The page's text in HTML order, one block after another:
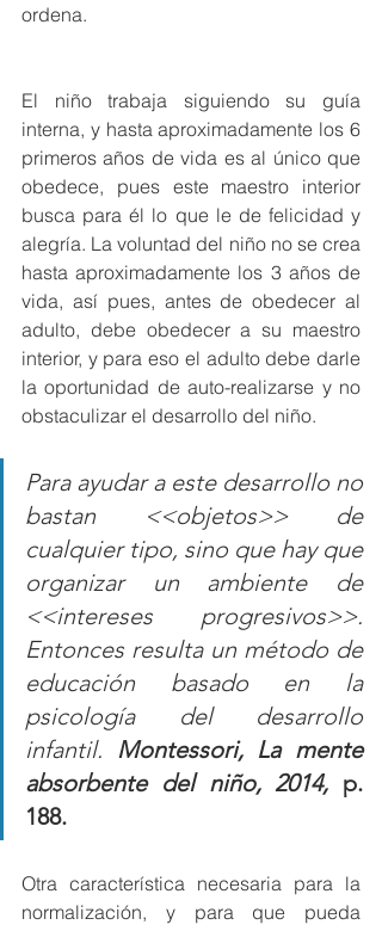
ordena.
El niño trabaja siguiendo su guía
interna, y hasta aproximadamente los 6
primeros años de vida es al único que
obedece, pues este maestro interior
busca para él lo que le de felicidad y
alegría. La voluntad del niño no se crea
hasta aproximadamente los 3 años de
vida, así pues, antes de obedecer al
adulto, debe obedecer a su maestro
interior, y para eso el adulto debe darle
la oportunidad de auto-realizarse y no
obstaculizar el desarrollo del niño.
Para ayudar a este desarrollo no
bastan <<objetos>> de
cualquier tipo, sino que hay que
organizar un ambiente de
<<intereses progresivos>>.
Entonces resulta un método de
educación basado en la
psicología del desarrollo
infantil. Montessori, La mente
absorbente del niño, 2014, p.
188.
Otra característica necesaria para la
normalización, y para que pueda